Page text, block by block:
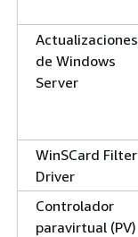
Actualizaciones
de Windows
Server
WinSCard Filter
Driver
Controlador
paravirtual (PV)